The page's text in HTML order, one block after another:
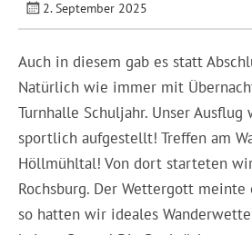
2. September 2025
Auch in diesem gab es statt
Natürlich wie immer mit
Turnhalle Schuljahr. Unser Ausflug
sportlich aufgestellt! Treffen am
Höllmühltal! Von dort starteten
Rochsburg. Der Wettergott
so hatten wir ideales